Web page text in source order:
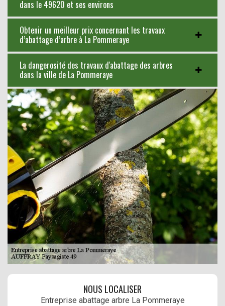
dans le 49620 et ses environs
Obtenir un meilleur prix concernant les travaux
d’abattage d’arbre à La Pommeraye
La dangerosité des travaux d'abattage des arbres
dans la ville de La Pommeraye
NOUS LOCALISER
Entreprise abattage arbre La Pommeraye